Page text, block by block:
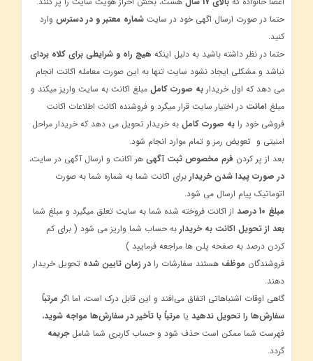
حتما در صورت ارسال اگهی خود در سایت شماره معتبر و در دسترس وارد
کنید.
حتما در نظر داشته باشید به دلیل اینکه هیچ راه و شرایطی برای کلاه بردای
نباشد و مشکلی ایجاد نشود سایت تنها به این صورت معامله اکانت انجام
می دهد که اول خریدار به صورت کامل مبلغ اکانت به سایت واریز میکند و
مبلغ امانت در اختیار سایت قرار میگرد و فروشنده اکانت اطلاعات اکانت
فروشی خود را به صورت کامل به خریدار تحویل می دهد که خریدار مراحل
امنیتی و تعویض رمز و تمام موارد انجام شود.
بعد از پر کردن فرم مخصوص ثبت آگهی هر اکانت و ارسال آگهی در سایت،
در صورت پیدا شدن خریدار برای اکانت شما به شماره شما به صورت
اتوماتیک پیام ارسال می شود.
مبلغ 10 درصد
از اکانت فروخته شده شما به سایت تعلق میگیرد و مبلغ شما
بعد از تحویل اکانت به خریدار به حساب شما واریز می شود ( برای کم
کردن درصد به صفحه پلن ها مراجعه فرمایید )
فروشندگان موظف هستند سفارشات را در زمان تایین شده تحویل خریدار
دهند.
گاهی اوقات اشتباهاتی اتفاق می‌افتد و این قابل درک است، اما اگر مرتباً
سفارش‌ها را تحویل ندهید یا مرتباً با تأخیر در سفارش‌ها مواجه شوید،
فهرست شما ممکن است حذف شود و حساب کاربری شما شاملجریمه
گردد.